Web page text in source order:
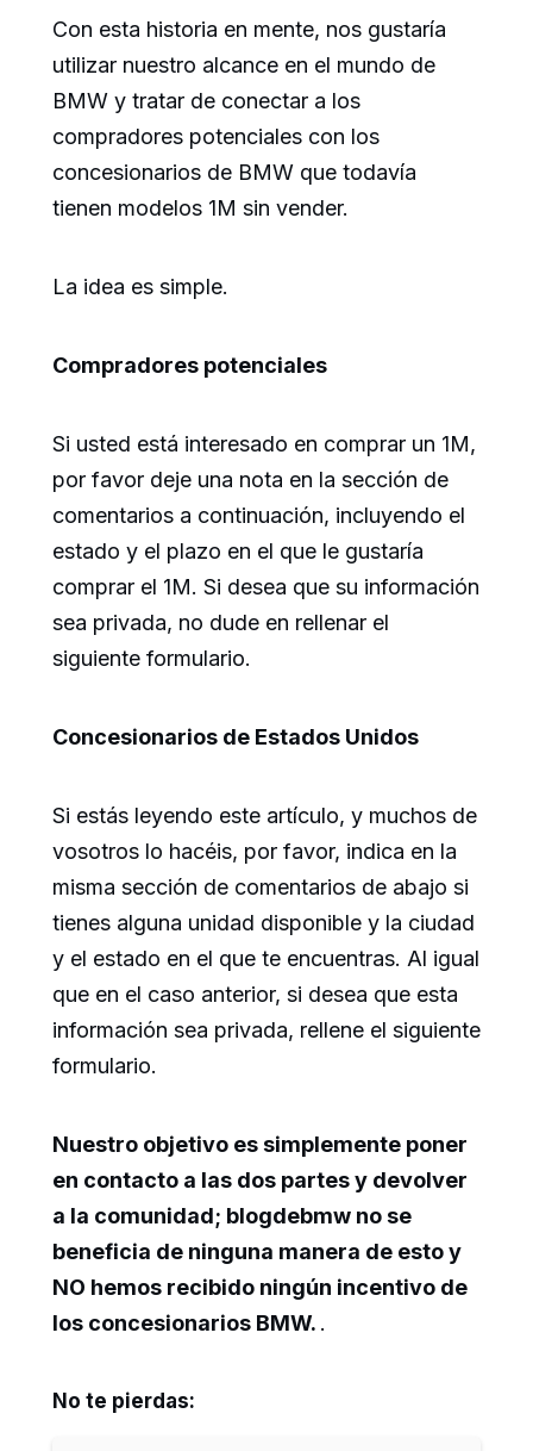
Con esta historia en mente, nos gustaría
utilizar nuestro alcance en el mundo de
BMW y tratar de conectar a los
compradores potenciales con los
concesionarios de BMW que todavía
tienen modelos 1M sin vender.
La idea es simple.
Compradores potenciales
Si usted está interesado en comprar un 1M,
por favor deje una nota en la sección de
comentarios a continuación, incluyendo el
estado y el plazo en el que le gustaría
comprar el 1M. Si desea que su información
sea privada, no dude en rellenar el
siguiente formulario.
Concesionarios de Estados Unidos
Si estás leyendo este artículo, y muchos de
vosotros lo hacéis, por favor, indica en la
misma sección de comentarios de abajo si
tienes alguna unidad disponible y la ciudad
y el estado en el que te encuentras. Al igual
que en el caso anterior, si desea que esta
información sea privada, rellene el siguiente
formulario.
Nuestro objetivo es simplemente poner
en contacto a las dos partes y devolver
a la comunidad; blogdebmw no se
beneficia de ninguna manera de esto y
NO hemos recibido ningún incentivo de
los concesionarios BMW. .
No te pierdas: